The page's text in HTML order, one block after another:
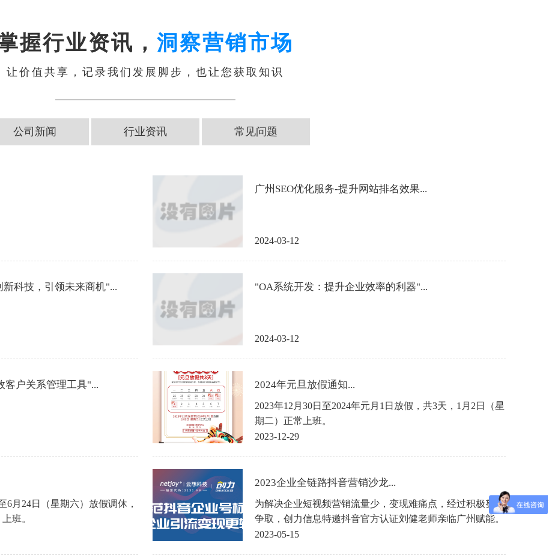
握行业资讯， 洞察营销市场
让价值共享，记录我们发展脚步，也让您获取知识
公司新闻 行业资讯 常见问题
广州SEO优化服务-提升网站排名效果...
2024-03-12
科技，引领未来商机"... "OA系统开发：提升企业效率的利器"...
2024-03-12
客户关系管理工具"... 2024年元旦放假通知...
2023年12月30日至2024年元月1日放假，共3天，1月2日（星
期二）正常上班。
2023-12-29
6月24日（星期六）放假调休，
班。
2023企业全链路抖音营销沙龙...
为解决企业短视频营销流量少，变现难痛点，经过积极努力
争取，创力信息特邀抖音官方认证刘健老师亲临广州赋能。
2023-05-15